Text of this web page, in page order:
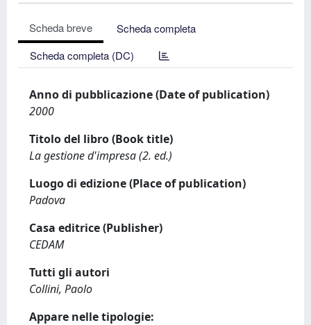
Scheda breve
Scheda completa
Scheda completa (DC)
Anno di pubblicazione (Date of publication)
2000
Titolo del libro (Book title)
La gestione d'impresa (2. ed.)
Luogo di edizione (Place of publication)
Padova
Casa editrice (Publisher)
CEDAM
Tutti gli autori
Collini, Paolo
Appare nelle tipologie: